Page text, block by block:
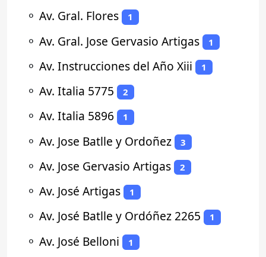
⚬ Av. Gral. Flores 1
⚬ Av. Gral. Jose Gervasio Artigas 1
⚬ Av. Instrucciones del Año Xiii 1
⚬ Av. Italia 5775 2
⚬ Av. Italia 5896 1
⚬ Av. Jose Batlle y Ordoñez 3
⚬ Av. Jose Gervasio Artigas 2
⚬ Av. José Artigas 1
⚬ Av. José Batlle y Ordóñez 2265 1
⚬ Av. José Belloni 1